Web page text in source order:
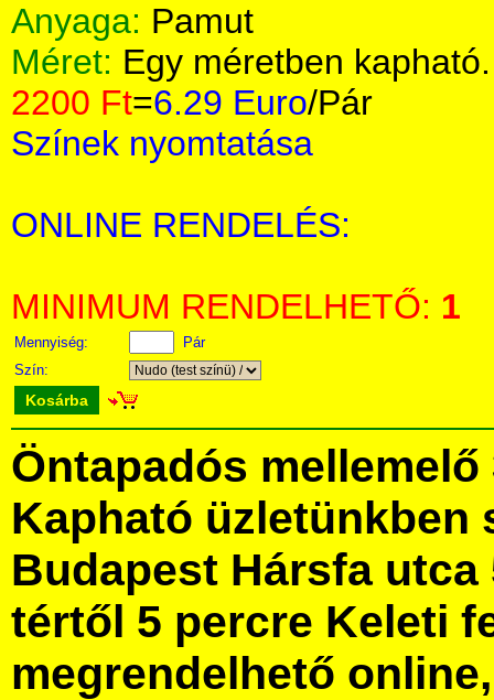
Anyaga: Pamut
Méret: Egy méretben kapható.
2200 Ft=6.29 Euro/Pár
Színek nyomtatása
ONLINE RENDELÉS:
MINIMUM RENDELHETŐ: 1
Mennyiség:
Pár
Szín:
Kosárba
Öntapadós
Kapható üzletünkben
Budapest Hársfa utca
tértől 5 percre Keleti
megrendelhető